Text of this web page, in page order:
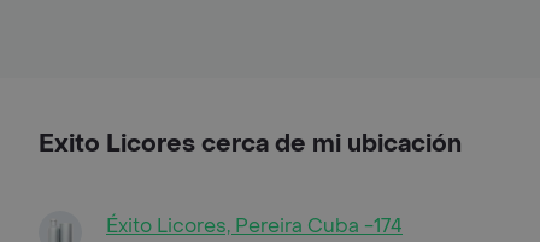
Exito Licores cerca de mi ubicación
Éxito Licores, Pereira Cuba -174